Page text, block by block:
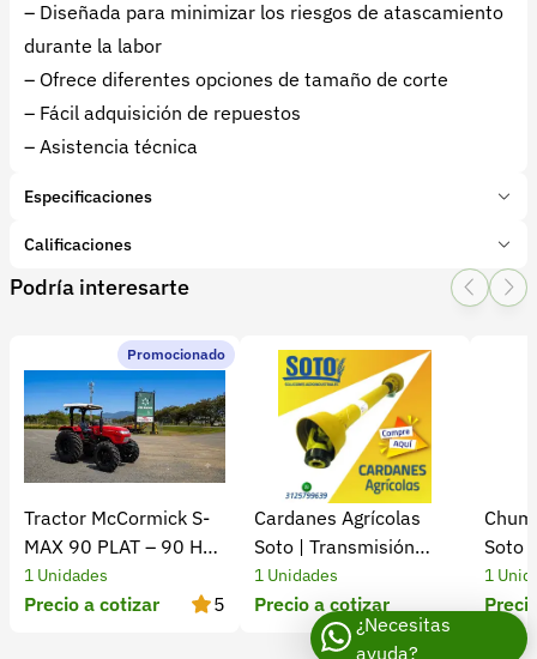
– Diseñada para minimizar los riesgos de atascamiento
durante la labor
– Ofrece diferentes opciones de tamaño de corte
– Fácil adquisición de repuestos
– Asistencia técnica
Especificaciones
Marca:
Penagos
Tipo de producto:Insumo
Subcategoría:Cosechadoras
Calificaciones
1 Star
2 Star
3 Star4 Star
0 calificaciones
5 Estrellas
4 Estrellas
3 Estrellas
2 Estrellas
1 Estrellas
Podría interesarte
Promocionado
Tractor McCormick S-
MAX 90 PLAT – 90 HP
Turbo
1 Unidades
Precio a cotizar 5
Cardanes Agrícolas
Soto | Transmisión
eficiente y confiable​
1 Unidades
Precio a cotizar
Soto
1
¿Necesitas
ayuda?